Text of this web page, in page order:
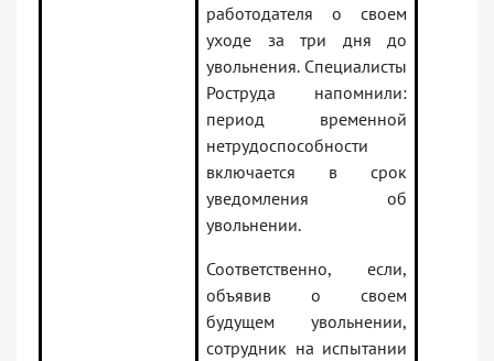
работодателя о своем
уходе за три дня до
увольнения. Специалисты
Роструда напомнили:
период временной
нетрудоспособности
включается в срок
уведомления об
увольнении.
Соответственно, если,
объявив о своем
будущем увольнении,
сотрудник на испытании